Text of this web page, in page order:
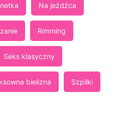
Na jeźdźca
Rimming
Seks klasyczny
bielizna Szpilki